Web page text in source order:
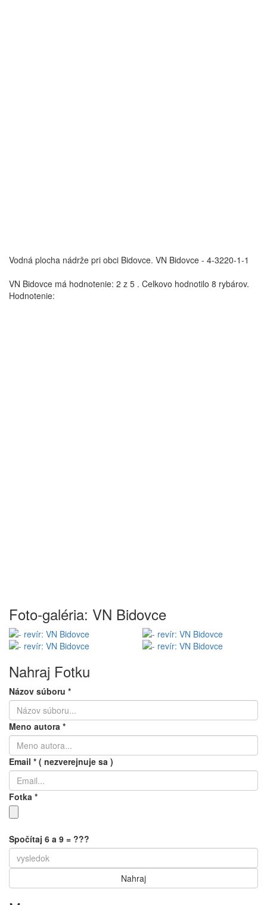
Vodná plocha nádrže pri obci Bidovce. VN Bidovce - 4-3220-1-1
VN Bidovce má hodnotenie: 2 z 5 . Celkovo hodnotilo 8 rybárov.
Hodnotenie:
Foto-galéria: VN Bidovce
Nahraj Fotku
Názov súboru *
Meno autora *
Email * ( nezverejnuje sa )
Fotka *
Spočítaj 6 a 9 = ???